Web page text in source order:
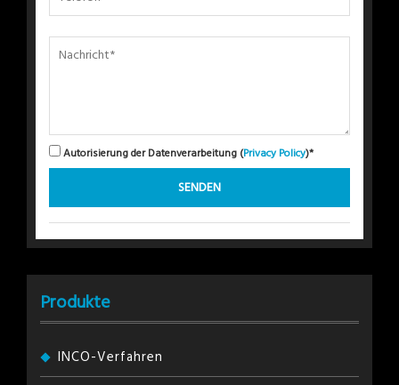
Autorisierung der Datenverarbeitung (Privacy Policy)*
Produkte
INCO-Verfahren